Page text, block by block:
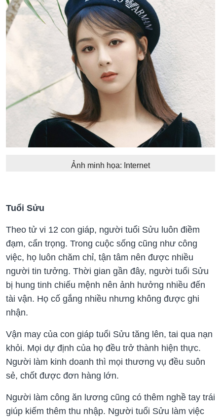
Ảnh minh họa: Internet
Tuổi Sửu
Theo tử vi 12 con giáp, người tuổi Sửu luôn điềm
đạm, cẩn trọng. Trong cuộc sống cũng như công
việc, họ luôn chăm chỉ, tận tâm nên được nhiều
người tin tưởng. Thời gian gần đây, người tuổi Sửu
bị hung tinh chiếu mệnh nên ảnh hưởng nhiều đến
tài vận. Họ cố gắng nhiều nhưng không được ghi
nhận.
Vận may của con giáp tuổi Sửu tăng lên, tai qua nạn
khỏi. Mọi dự định của họ đều trở thành hiện thực.
Người làm kinh doanh thì mọi thương vụ đều suôn
sẻ, chốt được đơn hàng lớn.
Người làm công ăn lương cũng có thêm nghề tay trái
giúp kiếm thêm thu nhập. Người tuổi Sửu làm việc